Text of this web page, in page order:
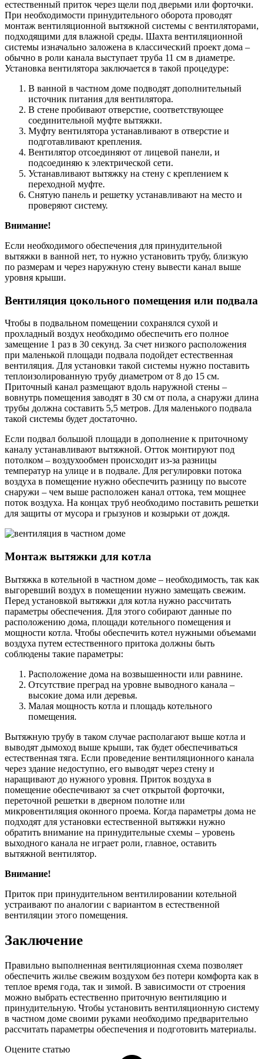
естественный приток через щели под дверьми или форточки.
При необходимости принудительного оборота проводят
монтаж вентиляционной вытяжной системы с вентиляторами,
подходящими для влажной среды. Шахта вентиляционной
системы изначально заложена в классический проект дома –
обычно в роли канала выступает труба 11 см в диаметре.
Установка вентилятора заключается в такой процедуре:
В ванной в частном доме подводят дополнительный
источник питания для вентилятора.
В стене пробивают отверстие, соответствующее
соединительной муфте вытяжки.
Муфту вентилятора устанавливают в отверстие и
подготавливают крепления.
Вентилятор отсоединяют от лицевой панели, и
подсоединяю к электрической сети.
Устанавливают вытяжку на стену с креплением к
переходной муфте.
Снятую панель и решетку устанавливают на место и
проверяют систему.
Внимание!
Если необходимого обеспечения для принудительной
вытяжки в ванной нет, то нужно установить трубу, близкую
по размерам и через наружную стену вывести канал выше
уровня крыши.
Вентиляция цокольного помещения или подвала
Чтобы в подвальном помещении сохранялся сухой и
прохладный воздух необходимо обеспечить его полное
замещение 1 раз в 30 секунд. За счет низкого расположения
при маленькой площади подвала подойдет естественная
вентиляция. Для установки такой системы нужно поставить
теплоизолированную трубу диаметром от 8 до 15 см.
Приточный канал размещают вдоль наружной стены –
вовнутрь помещения заводят в 30 см от пола, а снаружи длина
трубы должна составить 5,5 метров. Для маленького подвала
такой системы будет достаточно.
Если подвал большой площади в дополнение к приточному
каналу устанавливают вытяжной. Отток монтируют под
потолком – воздухообмен происходит из-за разницы
температур на улице и в подвале. Для регулировки потока
воздуха в помещение нужно обеспечить разницу по высоте
снаружи – чем выше расположен канал оттока, тем мощнее
поток воздуха. На концах труб необходимо поставить решетки
для защиты от мусора и грызунов и козырьки от дождя.
Монтаж вытяжки для котла
Вытяжка в котельной в частном доме – необходимость, так как
выгоревший воздух в помещении нужно замещать свежим.
Перед установкой вытяжки для котла нужно рассчитать
параметры обеспечения. Для этого собирают данные по
расположению дома, площади котельного помещения и
мощности котла. Чтобы обеспечить котел нужными объемами
воздуха путем естественного притока должны быть
соблюдены такие параметры:
Расположение дома на возвышенности или равнине.
Отсутствие преград на уровне выводного канала –
высокие дома или деревья.
Малая мощность котла и площадь котельного
помещения.
Вытяжную трубу в таком случае располагают выше котла и
выводят дымоход выше крыши, так будет обеспечиваться
естественная тяга. Если проведение вентиляционного канала
через здание недоступно, его выводят через стену и
наращивают до нужного уровня. Приток воздуха в
помещение обеспечивают за счет открытой форточки,
переточной решетки в дверном полотне или
микровентиляция оконного проема. Когда параметры дома не
подходят для установки естественной вытяжки нужно
обратить внимание на принудительные схемы – уровень
выходного канала не играет роли, главное, оставить
вытяжной вентилятор.
Внимание!
Приток при принудительном вентилировании котельной
устраивают по аналогии с вариантом в естественной
вентиляции этого помещения.
Заключение
Правильно выполненная вентиляционная схема позволяет
обеспечить жилье свежим воздухом без потери комфорта как в
теплое время года, так и зимой. В зависимости от строения
можно выбрать естественно приточную вентиляцию и
принудительную. Чтобы установить вентиляционную систему
в частном доме своими руками необходимо предварительно
рассчитать параметры обеспечения и подготовить материалы.
Оцените статью